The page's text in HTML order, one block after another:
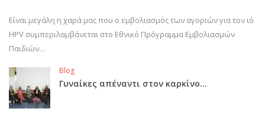
Είναι μεγάλη η χαρά μας που ο εμβολιασμός των αγοριών για τον ιό
HPV συμπεριλαμβάνεται στο Εθνικό Πρόγραμμα Εμβολιασμών
Παιδιών…
Blog
Γυναίκες απέναντι στον καρκίνο…